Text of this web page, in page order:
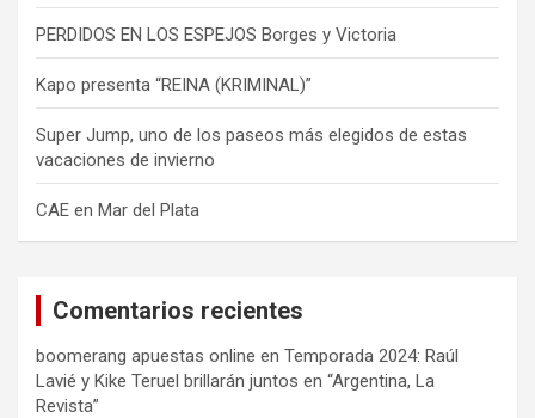
PERDIDOS EN LOS ESPEJOS Borges y Victoria
Kapo presenta “REINA (KRIMINAL)”
Super Jump, uno de los paseos más elegidos de estas
vacaciones de invierno
CAE en Mar del Plata
Comentarios recientes
boomerang apuestas online en Temporada 2024: Raúl
Lavié y Kike Teruel brillarán juntos en “Argentina, La
Revista”